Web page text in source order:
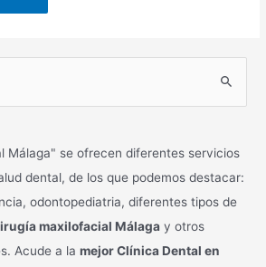
Málaga" se ofrecen diferentes servicios
dental, de los que podemos destacar:
odontopediatria, diferentes tipos de
maxilofacial Málaga y otros
Acude a lamejor Clínica Dental en